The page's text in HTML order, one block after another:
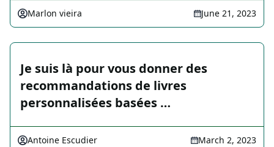
Marlon vieira June 21, 2023
Je suis là pour vous donner des
recommandations de livres
personnalisées basées …
Antoine Escudier March 2, 2023